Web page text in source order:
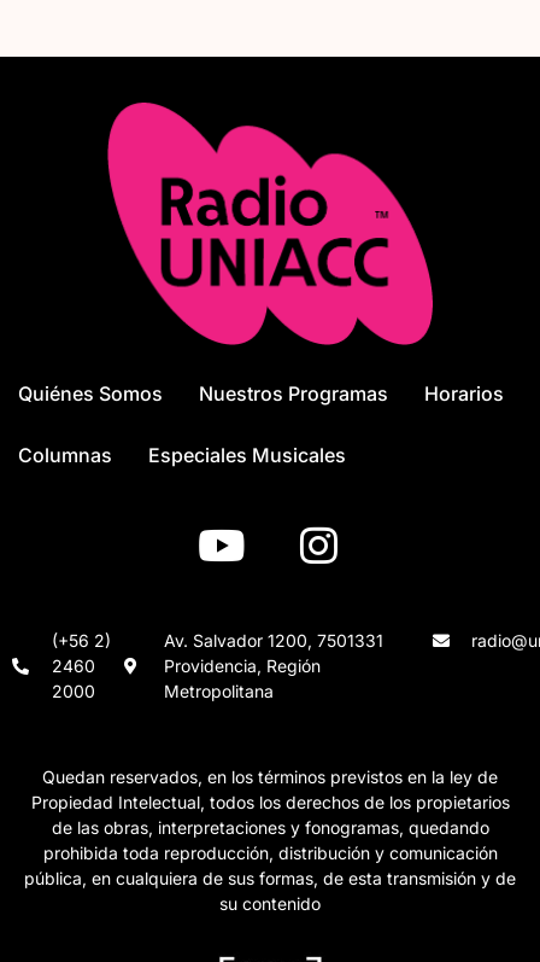
Quiénes Somos Nuestros Programas Horarios
Columnas Especiales Musicales
(+56 2)
2460
2000
Av. Salvador 1200, 7501331
Providencia, Región
Metropolitana
Quedan reservados, en los términos previstos en la ley de
Propiedad Intelectual, todos los derechos de los propietarios
de las obras, interpretaciones y fonogramas, quedando
prohibida toda reproducción, distribución y comunicación
pública, en cualquiera de sus formas, de esta transmisión y de
su contenido